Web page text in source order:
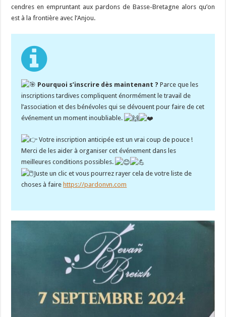
cendres en empruntant aux pardons de Basse-Bretagne alors qu’on
est à la frontière avec l’Anjou.
Pourquoi s’inscrire dès maintenant ? Parce que les
inscriptions tardives compliquent énormément le travail de
l’association et des bénévoles qui se dévouent pour faire de cet
événement un moment inoubliable.
Votre inscription anticipée est un vrai coup de pouce !
Merci de les aider à organiser cet événement dans les
meilleures conditions possibles.
Juste un clic et vous pourrez rayer cela de votre liste de
choses à faire https://pardonvn.com